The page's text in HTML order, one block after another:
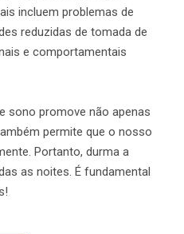
incluem problemas de
reduzidas de tomada de
e comportamentais
sono promove não apenas
permite que o nosso
Portanto, durma a
as noites. É fundamental